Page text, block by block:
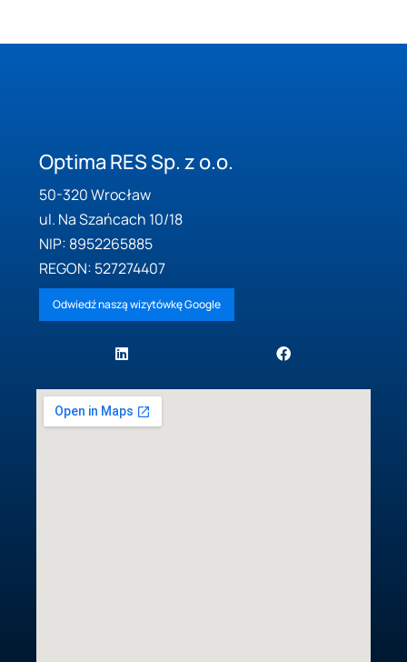
Optima RES Sp. z o.o.
50-320 Wrocław
ul. Na Szańcach 10/18
NIP: 8952265885
REGON: 527274407
Odwiedź naszą wizytówkę Google